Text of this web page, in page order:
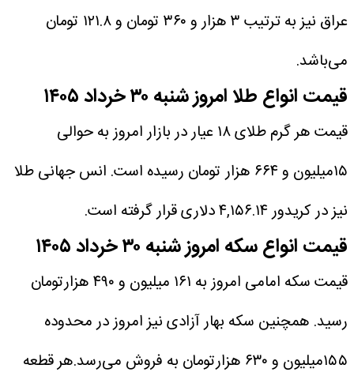
عراق نیز به ترتیب ۳ هزار و ۳۶۰ تومان و ۱۲۱.۸ تومان
می‌باشد.
قیمت انواع طلا امروز شنبه ۳۰ خرداد ۱۴۰۵
۱۵میلیون و ۶۶۴ هزار تومان رسیده است. انس جهانی طلا
نیز در کریدور ۴,۱۵۶.۱۴ دلاری قرار گرفته است.
قیمت انواع سکه امروز شنبه ۳۰ خرداد ۱۴۰۵
قیمت سکه امامی امروز به ‎‎‎‎۱۶۱ میلیون و ۴۹۰ هزارتومان
۱۵۵میلیون و ۶۳۰ هزارتومان به فروش می‌رسد.هر قطعه